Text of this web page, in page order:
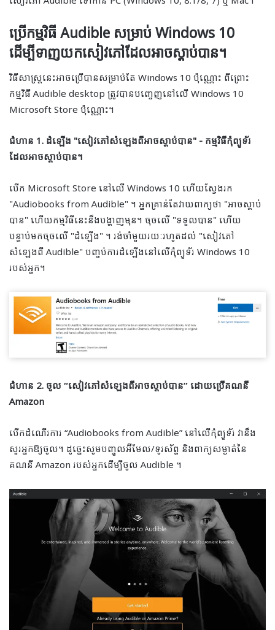
ប្រើកម្មវិធី Audible សម្រាប់ Windows 10
ដើម្បីទាញយកសៀវភៅដែលអាចស្តាប់បាន។
វិធីសាស្ត្រនេះអាចប្រើបានសម្រាប់តែ Windows 10 ប៉ុណ្ណោះ ពីព្រោះ
កម្មវិធី Audible desktop ត្រូវបានបញ្ចេញនៅលើ Windows 10
Microsoft Store ប៉ុណ្ណោះ។
ជំហាន 1. ដំឡើង "សៀវភៅសំឡេងពីអាចស្តាប់បាន" - កម្មវិធីកុំព្យូទ័រ
ដែលអាចស្ដាប់បាន។
បើក Microsoft Store នៅលើ Windows 10 ហើយស្វែងរក
"Audiobooks from Audible" ។ អ្នកគ្រាន់តែវាយពាក្យថា "អាចស្ដាប់
បាន" ហើយកម្មវិធីនេះនឹងបង្ហាញមុន។ ចុចលើ "ទទួលបាន" ហើយ
បន្ទាប់មកចុចលើ "ដំឡើង" ។ រង់ចាំមួយរយៈរហូតដល់ "សៀវភៅ
សំឡេងពី Audible" បញ្ចប់ការដំឡើងនៅលើកុំព្យូទ័រ Windows 10
របស់អ្នក។
ជំហាន 2. ចូល “សៀវភៅសំឡេងពីអាចស្តាប់បាន” ដោយប្រើគណនី
Amazon
បើកដំណើរការ “Audiobooks from Audible” នៅលើកុំព្យូទ័រ វានឹង
សួរអ្នកឱ្យចូល។ ដូច្នេះសូមបញ្ចូលអ៊ីមែល/ទូរស័ព្ទ និងពាក្យសម្ងាត់នៃ
គណនី Amazon របស់អ្នកដើម្បីចូល Audible ។